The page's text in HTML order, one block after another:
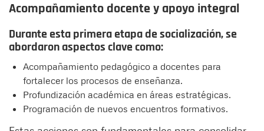
Acompañamiento docente y apoyo integral
Durante esta primera etapa de socialización, se
abordaron aspectos clave como:
Acompañamiento pedagógico a docentes para
fortalecer los procesos de enseñanza.
Profundización académica en áreas estratégicas.
Programación de nuevos encuentros formativos.